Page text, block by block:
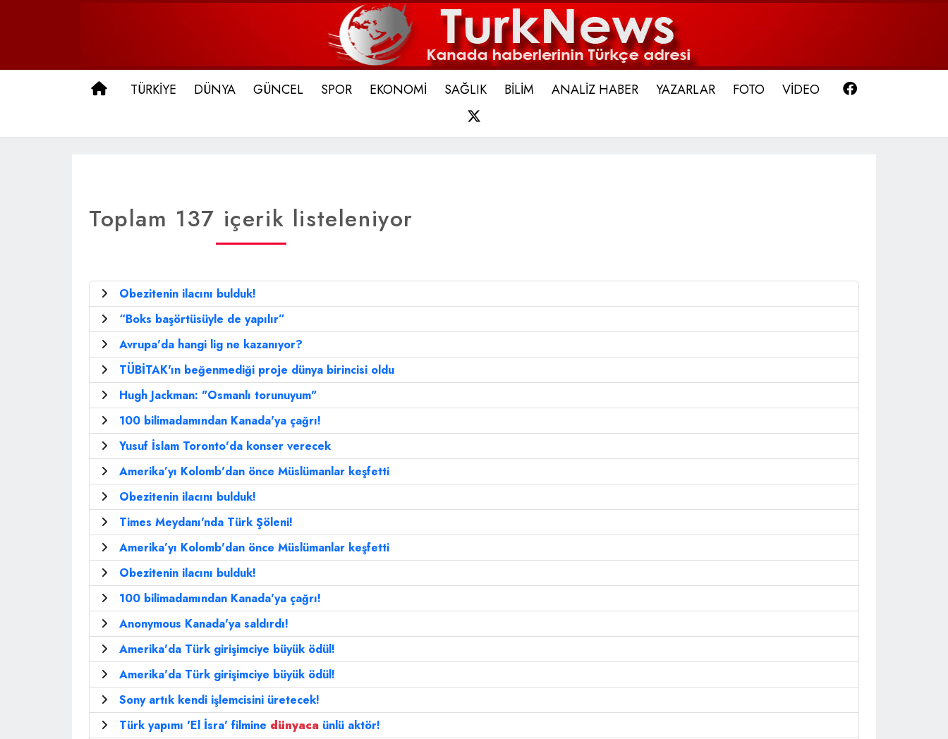
ANA SAYFA
TÜRKİYE DÜNYA GÜNCEL SPOR EKONOMİ SAĞLIK BİLİM ANALİZ HABER YAZARLAR FOTO VİDEO
Toplam 137 içerik listeleniyor
Obezitenin ilacını bulduk!
“Boks başörtüsüyle de yapılır”
Avrupa'da hangi lig ne kazanıyor?
TÜBİTAK'ın beğenmediği proje dünya birincisi oldu
Hugh Jackman: "Osmanlı torunuyum"
100 bilimadamından Kanada'ya çağrı!
Yusuf İslam Toronto'da konser verecek
Amerika’yı Kolomb'dan önce Müslümanlar keşfetti
Obezitenin ilacını bulduk!
Times Meydanı'nda Türk Şöleni!
Amerika’yı Kolomb'dan önce Müslümanlar keşfetti
Obezitenin ilacını bulduk!
100 bilimadamından Kanada'ya çağrı!
Anonymous Kanada'ya saldırdı!
Amerika'da Türk girişimciye büyük ödül!
Amerika'da Türk girişimciye büyük ödül!
Sony artık kendi işlemcisini üretecek!
Türk yapımı 'El İsra' filmine dünyaca ünlü aktör!